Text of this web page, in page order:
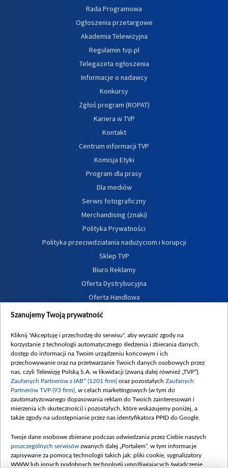
Rada Programowa
Ogłoszenia przetargowe
Akademia Telewizyjna
Regulamin tvp.pl
Telegazeta ogłoszenia
Informacje o nadawcy
Konkursy
Zgłoś program (ROPAT)
Kariera w TVP
Kontakt
Centrum informacji TVP
Komisja Etyki
Program dla prasy
Dla mediów
Serwis fotograficzny
Merchandising (znaki)
Polityka Prywatności
Polityka przeciwdziałania nadużyciom i korupcji
Sklep TVP
Biuro Reklamy
Oferta Dystrybucyjna
Oferta Handlowa
Dostępność
Procedura zgłoszeń wewnętrznych
Szanujemy Twoją prywatność
Kliknij "Akceptuję i przechodzę do serwisu", aby wyrazić zgody na
korzystanie z technologii automatycznego śledzenia i zbierania danych,
dostęp do informacji na Twoim urządzeniu końcowym i ich
przechowywanie oraz na przetwarzanie Twoich danych osobowych przez
nas, czyli Telewizję Polską S.A. w likwidacji (zwaną dalej również „TVP”),
Zaufanych Partnerów z IAB* (1201 firm) oraz pozostałych Zaufanych
Partnerów TVP (93 firm) , w celach marketingowych (w tym do
zautomatyzowanego dopasowania reklam do Twoich zainteresowań i
mierzenia ich skuteczności) i pozostałych, które wskazujemy poniżej, a
także zgody na udostępnianie przez nas identyfikatora PPID do Google.
Twoje dane osobowe zbierane podczas odwiedzania przez Ciebie naszych
poszczególnych serwisów zwanych dalej „Portalem”, w tym informacje
zapisywane za pomocą technologii takich jak: pliki cookie, sygnalizatory
WWW lub innych podobnych technologii umożliwiających świadczenie